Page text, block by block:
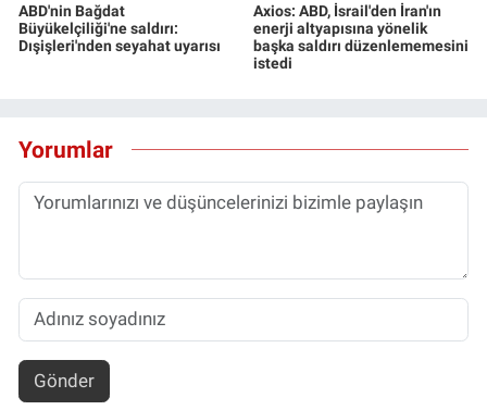
ABD'nin Bağdat
Büyükelçiliği'ne saldırı:
Dışişleri'nden seyahat uyarısı
Axios: ABD, İsrail'den İran'ın
enerji altyapısına yönelik
başka saldırı düzenlememesini
istedi
Yorumlar
Gönder